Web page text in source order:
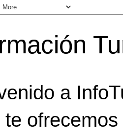
a
te